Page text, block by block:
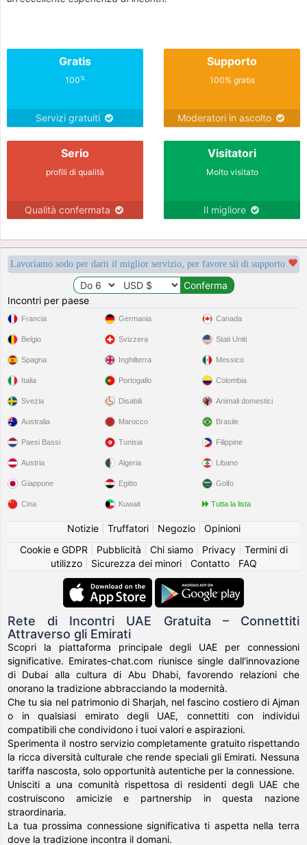
Gratis
100%
Servizi gratuiti
Supporto
100% gratis
Moderatori in ascolto
Serio
profili di qualità
Qualità confermata
Visitatori
Molto visitato
Il migliore
Lavoriamo sodo per darti il miglior servizio, per favore sii di supporto
Incontri per paese
Francia
Belgio
Spagna
Italia
Svezia
Germania
Svizzera
Inghilterra
Portogallo
Disabili
Canada
Stati Uniti
Messico
Colombia
Animali domestici
Australia
Paesi Bassi
Austria
Giappone
Cina
Marocco
Tunisia
Algeria
Egitto
Kuwait
Brasile
Filippine
Libano
Golfo
Tutta la lista
Notizie| Truffatori| Negozio| Opinioni
Cookie e GDPR
Pubblicità Chi siamo| Privacy| Termini di
utilizzo| Sicurezza dei minori| Contatto| FAQ
Rete di Incontri UAE Gratuita – Connettiti
Attraverso gli Emirati
Scopri la piattaforma principale degli UAE per connessioni
significative. Emirates-chat.com riunisce single dall'innovazione
di Dubai alla cultura di Abu Dhabi, favorendo relazioni che
onorano la tradizione abbracciando la modernità.
Che tu sia nel patrimonio di Sharjah, nel fascino costiero di Ajman
o in qualsiasi emirato degli UAE, connettiti con individui
compatibili che condividono i tuoi valori e aspirazioni.
Sperimenta il nostro servizio completamente gratuito rispettando
la ricca diversità culturale che rende speciali gli Emirati. Nessuna
tariffa nascosta, solo opportunità autentiche per la connessione.
Unisciti a una comunità rispettosa di residenti degli UAE che
costruiscono amicizie e partnership in questa nazione
straordinaria.
La tua prossima connessione significativa ti aspetta nella terra
dove la tradizione incontra il domani.